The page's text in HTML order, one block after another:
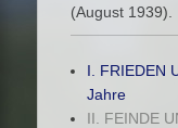
(August 1939).
I. FRIEDEN
Jahre
II. FEINDE